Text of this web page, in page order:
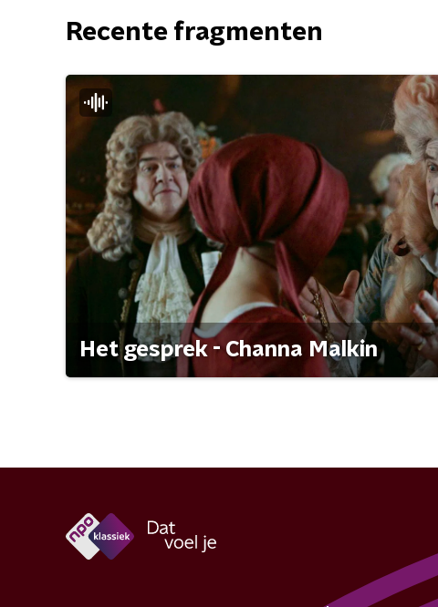
Recente fragmenten
Het gesprek - Channa Malkin